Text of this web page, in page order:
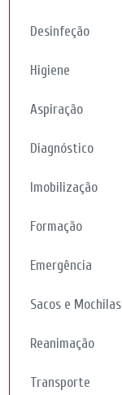
Desinfeção
Higiene
Aspiração
Diagnóstico
Imobilização
Formação
Emergência
Sacos e Mochilas
Reanimação
Transporte